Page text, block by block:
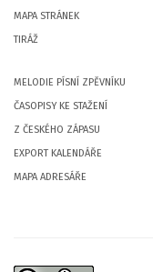
MAPA STRÁNEK
TIRÁŽ
MELODIE PÍSNÍ ZPĚVNÍKU
ČASOPISY KE STAŽENÍ
Z ČESKÉHO ZÁPASU
EXPORT KALENDÁŘE
MAPA ADRESÁŘE